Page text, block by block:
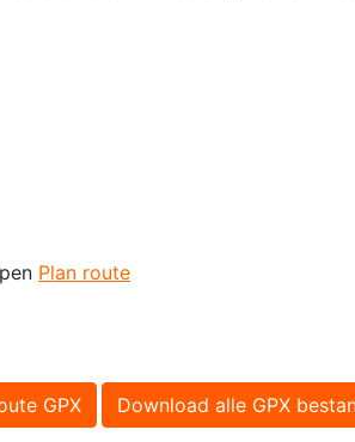
Plan route
Download alle GPX
GPX